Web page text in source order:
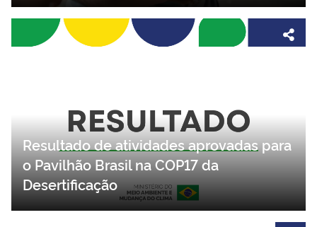
Resultado de atividades aprovadas para
o Pavilhão Brasil na COP17 da
Desertificação